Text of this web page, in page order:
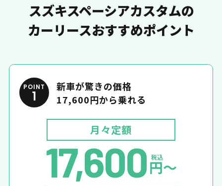
スズキスペーシアカスタムの
カーリースおすすめポイント
POINT
1
新車が驚きの価格
17,600円から乗れる
月々定額
17,600 税込
円〜